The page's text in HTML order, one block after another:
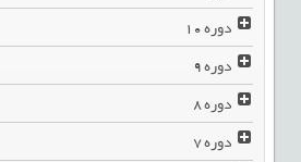
دوره10
دوره9
دوره8
دوره7